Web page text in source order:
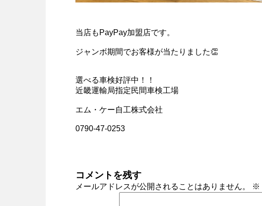
当店もPayPay加盟店です。
ジャンボ期間でお客様が当たりました👏
選べる車検好評中！！
近畿運輸局指定民間車検工場
エム・ケー自工株式会社
0790-47-0253
コメントを残す
メールアドレスが公開されることはありません。 ※